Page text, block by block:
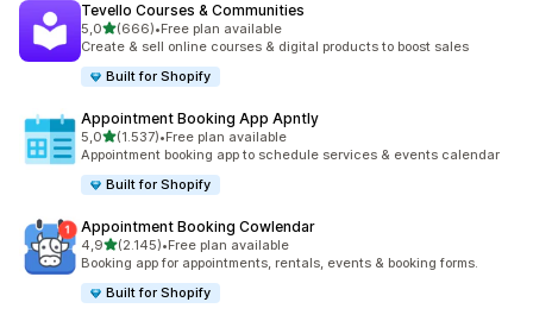
Tevello Courses & Communities
5,05 yıldız üzerinden
(666)
toplam 666 değerlendirme
•Free plan available
Create & sell online courses & digital products to boost sales
Built for Shopify
Appointment Booking App Apntly
5,05 yıldız üzerinden
(1.537)
toplam 1537 değerlendirme
•Free plan available
Appointment booking app to schedule services & events calendar
Built for Shopify
Appointment Booking Cowlendar
4,95 yıldız üzerinden
(2.145)
toplam 2145 değerlendirme
•Free plan available
Booking app for appointments, rentals, events & booking forms.
Built for Shopify